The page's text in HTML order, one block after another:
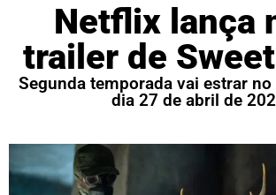
Netflix lança
trailer de
Segunda temporada vai estrar
dia 27 de abril de